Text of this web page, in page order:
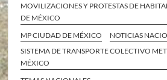
MOVILIZACIONES Y PROTESTAS DE
DE MÉXICO
MP CIUDAD DE MÉXICO
NOTICIAS
SISTEMA DE TRANSPORTE COLECTIVO
MÉXICO